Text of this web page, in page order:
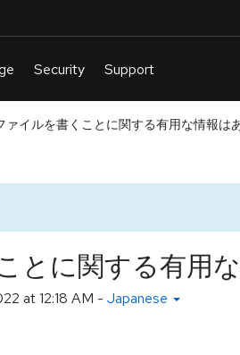
ァイルを書くことに関する有用な情報は
とに関する有用
at 12:18 AM - Japanese